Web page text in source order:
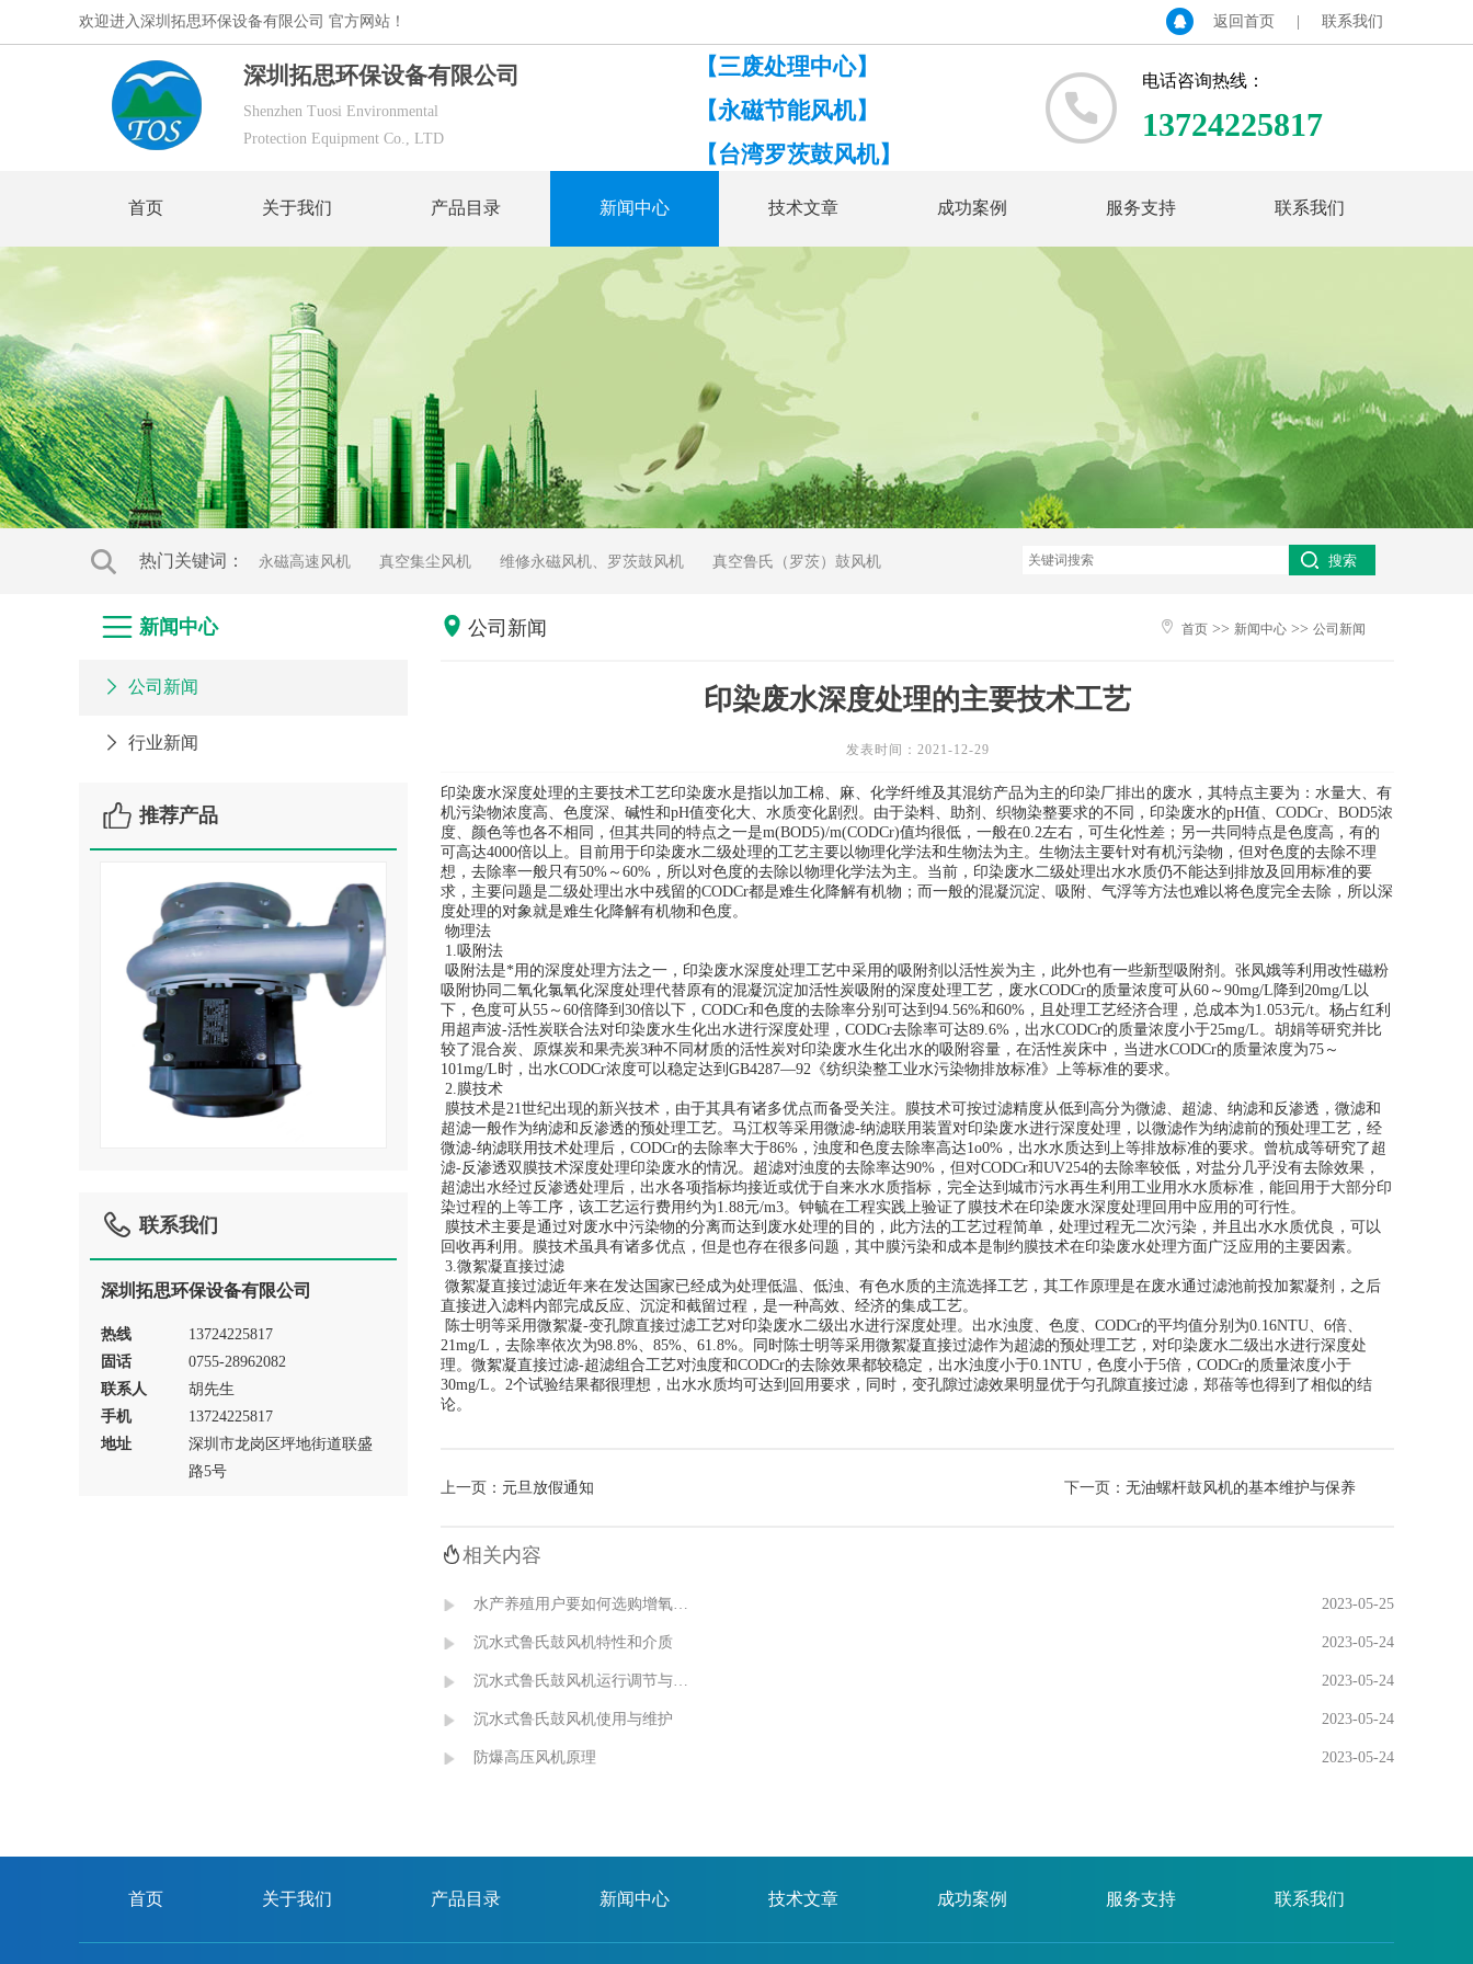
欢迎进入深圳拓思环保设备有限公司 官方网站！ 联系我们
返回首页
深圳拓思环保设备有限公司
Shenzhen Tuosi Environmental
Protection Equipment Co., LTD
【三废处理中心】
【永磁节能风机】
【台湾罗茨鼓风机】
电话咨询热线：
13724225817
首页 关于我们 产品目录 新闻中心 技术文章 成功案例 服务支持 联系我们
热门关键词： 永磁高速风机 真空集尘风机 维修永磁风机、罗茨鼓风机 真空鲁氏（罗茨）鼓风机
台湾鲁氏（罗茨）鼓风机
 新闻中心
 公司新闻
 行业新闻
 推荐产品
 联系我们
深圳拓思环保设备有限公司
热线
13724225817
固话
0755-28962082
联系人
胡先生
手机
13724225817
地址
深圳市龙岗区坪地街道联盛
路5号
 公司新闻  首页>> 新闻中心>> 公司新闻
印染废水深度处理的主要技术工艺
发表时间：2021-12-29
印染废水深度处理的主要技术工艺印染废水是指以加工棉、麻、化学纤维及其混纺产品为主的印染厂排出的废水，其特点主要为：水量大、有
机污染物浓度高、色度深、碱性和pH值变化大、水质变化剧烈。由于染料、助剂、织物染整要求的不同，印染废水的pH值、CODCr、BOD5浓
度、颜色等也各不相同，但其共同的特点之一是m(BOD5)/m(CODCr)值均很低，一般在0.2左右，可生化性差；另一共同特点是色度高，有的
可高达4000倍以上。目前用于印染废水二级处理的工艺主要以物理化学法和生物法为主。生物法主要针对有机污染物，但对色度的去除不理
想，去除率一般只有50%～60%，所以对色度的去除以物理化学法为主。当前，印染废水二级处理出水水质仍不能达到排放及回用标准的要
求，主要问题是二级处理出水中残留的CODCr都是难生化降解有机物；而一般的混凝沉淀、吸附、气浮等方法也难以将色度完全去除，所以深
度处理的对象就是难生化降解有机物和色度。
物理法
1.吸附法
吸附法是*用的深度处理方法之一，印染废水深度处理工艺中采用的吸附剂以活性炭为主，此外也有一些新型吸附剂。张凤娥等利用改性磁粉
吸附协同二氧化氯氧化深度处理代替原有的混凝沉淀加活性炭吸附的深度处理工艺，废水CODCr的质量浓度可从60～90mg/L降到20mg/L以
下，色度可从55～60倍降到30倍以下，CODCr和色度的去除率分别可达到94.56%和60%，且处理工艺经济合理，总成本为1.053元/t。杨占红利
用超声波-活性炭联合法对印染废水生化出水进行深度处理，CODCr去除率可达89.6%，出水CODCr的质量浓度小于25mg/L。胡娟等研究并比
较了混合炭、原煤炭和果壳炭3种不同材质的活性炭对印染废水生化出水的吸附容量，在活性炭床中，当进水CODCr的质量浓度为75～
101mg/L时，出水CODCr浓度可以稳定达到GB4287—92《纺织染整工业水污染物排放标准》上等标准的要求。
2.膜技术
膜技术是21世纪出现的新兴技术，由于其具有诸多优点而备受关注。膜技术可按过滤精度从低到高分为微滤、超滤、纳滤和反渗透，微滤和
超滤一般作为纳滤和反渗透的预处理工艺。马江权等采用微滤-纳滤联用装置对印染废水进行深度处理，以微滤作为纳滤前的预处理工艺，经
微滤-纳滤联用技术处理后，CODCr的去除率大于86%，浊度和色度去除率高达1o0%，出水水质达到上等排放标准的要求。曾杭成等研究了超
滤-反渗透双膜技术深度处理印染废水的情况。超滤对浊度的去除率达90%，但对CODCr和UV254的去除率较低，对盐分几乎没有去除效果，
超滤出水经过反渗透处理后，出水各项指标均接近或优于自来水水质指标，完全达到城市污水再生利用工业用水水质标准，能回用于大部分印
染过程的上等工序，该工艺运行费用约为1.88元/m3。钟毓在工程实践上验证了膜技术在印染废水深度处理回用中应用的可行性。
膜技术主要是通过对废水中污染物的分离而达到废水处理的目的，此方法的工艺过程简单，处理过程无二次污染，并且出水水质优良，可以
回收再利用。膜技术虽具有诸多优点，但是也存在很多问题，其中膜污染和成本是制约膜技术在印染废水处理方面广泛应用的主要因素。
3.微絮凝直接过滤
微絮凝直接过滤近年来在发达国家已经成为处理低温、低浊、有色水质的主流选择工艺，其工作原理是在废水通过滤池前投加絮凝剂，之后
直接进入滤料内部完成反应、沉淀和截留过程，是一种高效、经济的集成工艺。
陈士明等采用微絮凝-变孔隙直接过滤工艺对印染废水二级出水进行深度处理。出水浊度、色度、CODCr的平均值分别为0.16NTU、6倍、
21mg/L，去除率依次为98.8%、85%、61.8%。同时陈士明等采用微絮凝直接过滤作为超滤的预处理工艺，对印染废水二级出水进行深度处
理。微絮凝直接过滤-超滤组合工艺对浊度和CODCr的去除效果都较稳定，出水浊度小于0.1NTU，色度小于5倍，CODCr的质量浓度小于
30mg/L。2个试验结果都很理想，出水水质均可达到回用要求，同时，变孔隙过滤效果明显优于匀孔隙直接过滤，郑蓓等也得到了相似的结
论。
上一页： 元旦放假通知 下一页：无油螺杆鼓风机的基本维护与保养
相关内容
水产养殖用户要如何选购增氧机? 2023-05-25
沉水式鲁氏鼓风机特性和介质 2023-05-24
沉水式鲁氏鼓风机运行调节与节能 2023-05-24
沉水式鲁氏鼓风机使用与维护 2023-05-24
防爆高压风机原理 2023-05-24
首页 关于我们 产品目录 新闻中心 技术文章 成功案例 服务支持 联系我们